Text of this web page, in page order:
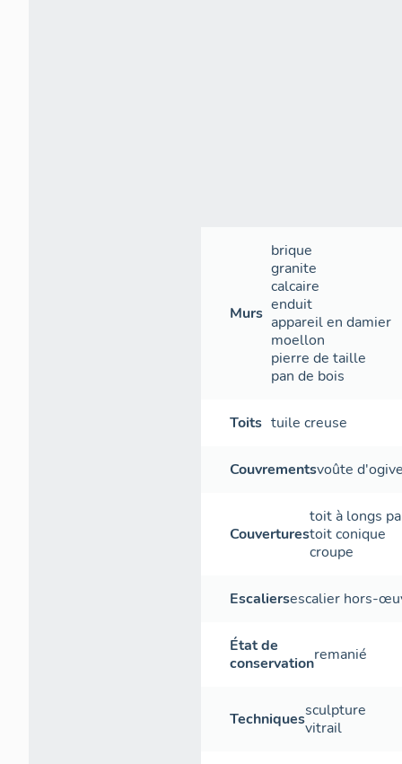
Murs
brique
granite
calcaire
enduit
appareil en damier
moellon
pierre de taille
pan de bois
Toits tuile creuse
Couvrementsvoûte
Couvertures
toit à longs
toit conique
croupe
Escaliersescalier hors-
État de
conservationremanié
Techniquessculpture
vitrail